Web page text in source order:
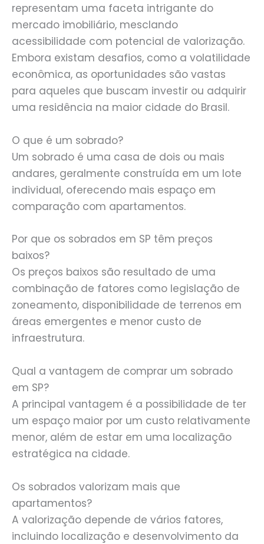
representam uma faceta intrigante do
mercado imobiliário, mesclando
acessibilidade com potencial de valorização.
Embora existam desafios, como a volatilidade
econômica, as oportunidades são vastas
para aqueles que buscam investir ou adquirir
uma residência na maior cidade do Brasil.
O que é um sobrado?
Um sobrado é uma casa de dois ou mais
andares, geralmente construída em um lote
individual, oferecendo mais espaço em
comparação com apartamentos.
Por que os sobrados em SP têm preços
baixos?
Os preços baixos são resultado de uma
combinação de fatores como legislação de
zoneamento, disponibilidade de terrenos em
áreas emergentes e menor custo de
infraestrutura.
Qual a vantagem de comprar um sobrado
em SP?
A principal vantagem é a possibilidade de ter
um espaço maior por um custo relativamente
menor, além de estar em uma localização
estratégica na cidade.
Os sobrados valorizam mais que
apartamentos?
A valorização depende de vários fatores,
incluindo localização e desenvolvimento da